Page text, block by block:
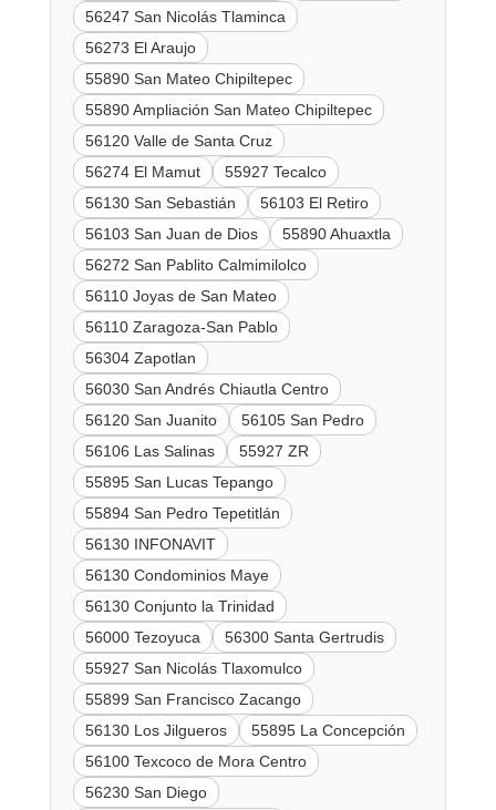
56247 San Nicolás Tlaminca
56273 El Araujo
55890 San Mateo Chipiltepec
55890 Ampliación San Mateo Chipiltepec
56120 Valle de Santa Cruz
56274 El Mamut
55927 Tecalco
56130 San Sebastián
56103 El Retiro
56103 San Juan de Dios
55890 Ahuaxtla
56272 San Pablito Calmimilolco
56110 Joyas de San Mateo
56110 Zaragoza-San Pablo
56304 Zapotlan
56030 San Andrés Chiautla Centro
56120 San Juanito
56105 San Pedro
56106 Las Salinas
55927 ZR
55895 San Lucas Tepango
55894 San Pedro Tepetitlán
56130 INFONAVIT
56130 Condominios Maye
56130 Conjunto la Trinidad
56000 Tezoyuca
56300 Santa Gertrudis
55927 San Nicolás Tlaxomulco
55899 San Francisco Zacango
56130 Los Jilgueros
55895 La Concepción
56100 Texcoco de Mora Centro
56230 San Diego